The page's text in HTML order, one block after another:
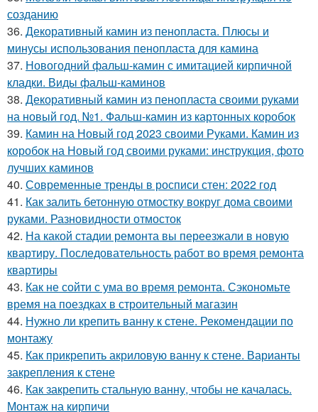
созданию
36. Декоративный камин из пенопласта. Плюсы и
минусы использования пенопласта для камина
37. Новогодний фальш-камин с имитацией кирпичной
кладки. Виды фальш-каминов
38. Декоративный камин из пенопласта своими руками
на новый год. №1. Фальш-камин из картонных коробок
39. Камин на Новый год 2023 своими Руками. Камин из
коробок на Новый год своими руками: инструкция, фото
лучших каминов
40. Современные тренды в росписи стен: 2022 год
41. Как залить бетонную отмостку вокруг дома своими
руками. Разновидности отмосток
42. На какой стадии ремонта вы переезжали в новую
квартиру. Последовательность работ во время ремонта
квартиры
43. Как не сойти с ума во время ремонта. Сэкономьте
время на поездках в строительный магазин
44. Нужно ли крепить ванну к стене. Рекомендации по
монтажу
45. Как прикрепить акриловую ванну к стене. Варианты
закрепления к стене
46. Как закрепить стальную ванну, чтобы не качалась.
Монтаж на кирпичи